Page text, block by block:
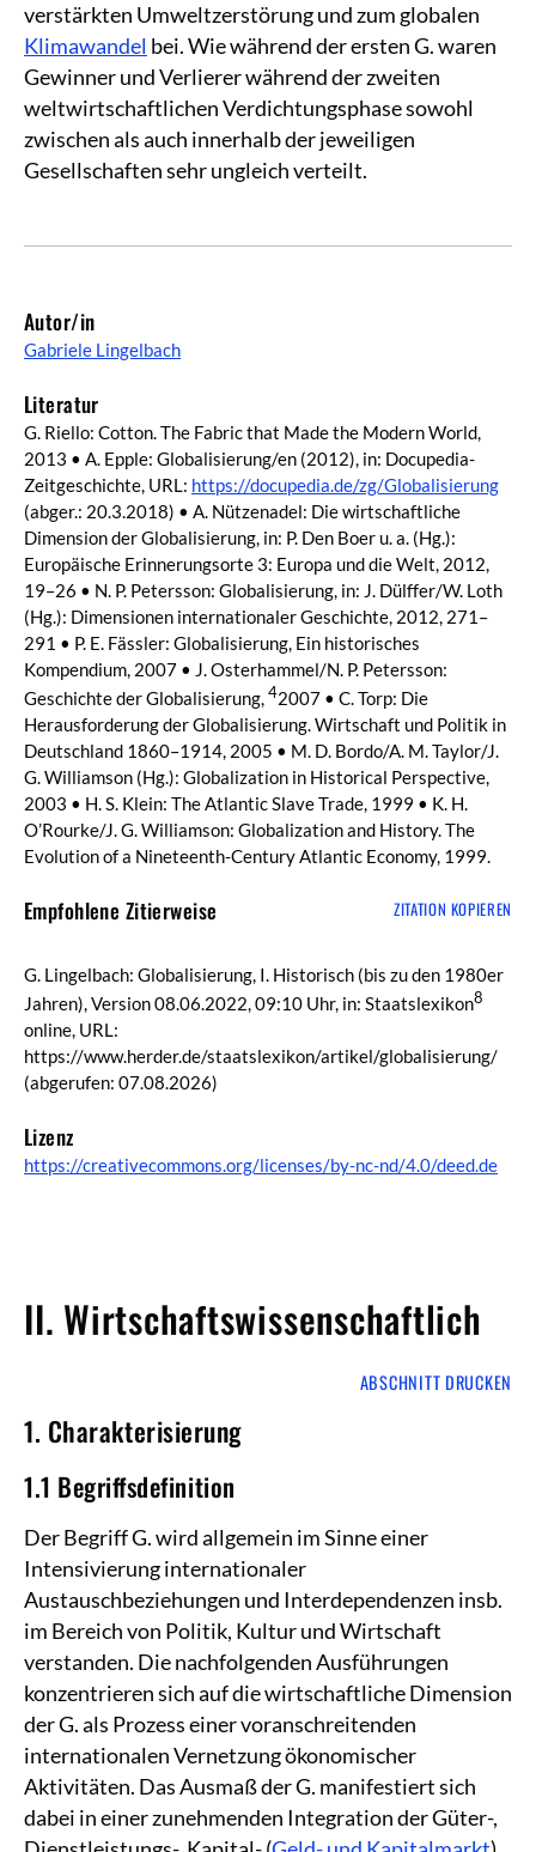
verstärkten Umweltzerstörung und zum globalen
Klimawandel bei. Wie während der ersten G. waren
Gewinner und Verlierer während der zweiten
weltwirtschaftlichen Verdichtungsphase sowohl
zwischen als auch innerhalb der jeweiligen
Gesellschaften sehr ungleich verteilt.
Autor/in
Gabriele Lingelbach
Literatur
G. Riello: Cotton. The Fabric that Made the Modern World,
2013 • A. Epple: Globalisierung/en (2012), in: Docupedia-
Zeitgeschichte, URL: https://docupedia.de/zg/Globalisierung
(abger.: 20.3.2018) • A. Nützenadel: Die wirtschaftliche
Dimension der Globalisierung, in: P. Den Boer u. a. (Hg.):
Europäische Erinnerungsorte 3: Europa und die Welt, 2012,
19–26 • N. P. Petersson: Globalisierung, in: J. Dülffer/W. Loth
(Hg.): Dimensionen internationaler Geschichte, 2012, 271–
291 • P. E. Fässler: Globalisierung, Ein historisches
Kompendium, 2007 • J. Osterhammel/N. P. Petersson:
Geschichte der Globalisierung, 42007 • C. Torp: Die
Herausforderung der Globalisierung. Wirtschaft und Politik in
Deutschland 1860–1914, 2005 • M. D. Bordo/A. M. Taylor/J.
G. Williamson (Hg.): Globalization in Historical Perspective,
2003 • H. S. Klein: The Atlantic Slave Trade, 1999 • K. H.
O’Rourke/J. G. Williamson: Globalization and History. The
Evolution of a Nineteenth-Century Atlantic Economy, 1999.
Empfohlene Zitierweise ZITATION KOPIEREN
G. Lingelbach: Globalisierung, I. Historisch (bis zu den 1980er
Jahren), Version 08.06.2022, 09:10 Uhr, in: Staatslexikon8
online, URL:
https://www.herder.de/staatslexikon/artikel/globalisierung/
(abgerufen: 07.08.2026)
Lizenz
https://creativecommons.org/licenses/by-nc-nd/4.0/deed.de
II. Wirtschaftswissenschaftlich
ABSCHNITT DRUCKEN
1. Charakterisierung
1.1 Begriffsdefinition
Der Begriff G. wird allgemein im Sinne einer
Intensivierung internationaler
Austauschbeziehungen und Interdependenzen insb.
im Bereich von Politik, Kultur und Wirtschaft
verstanden. Die nachfolgenden Ausführungen
konzentrieren sich auf die wirtschaftliche Dimension
der G. als Prozess einer voranschreitenden
internationalen Vernetzung ökonomischer
Aktivitäten. Das Ausmaß der G. manifestiert sich
dabei in einer zunehmenden Integration der Güter-,